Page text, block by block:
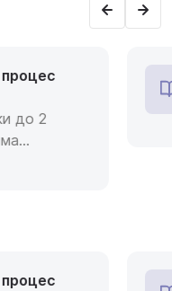
до 2
...